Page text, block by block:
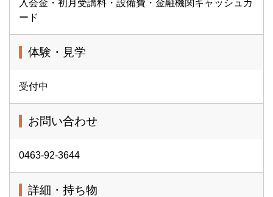
入会金・初月受講料・設備費・金融機関キャッシュカ
ード
体験・見学
受付中
お問い合わせ
0463-92-3644
詳細・持ち物